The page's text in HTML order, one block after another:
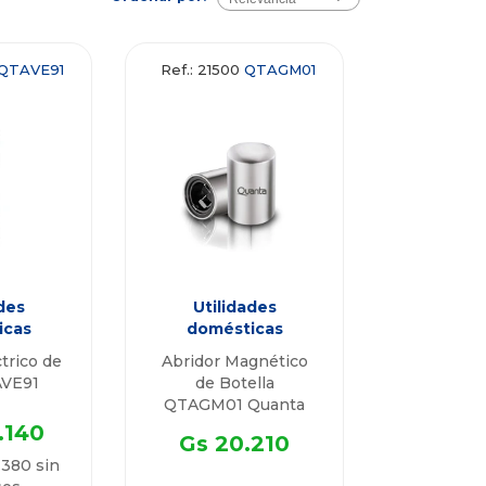
sin
Ref.: 21500QTAGM01
Utilidades
domésticas
Abridor Magnético
de Botella
QTAGM01 Quanta
Gs 20.210